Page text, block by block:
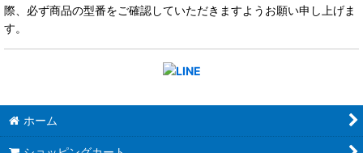
際、必ず商品の型番をご確認していただきますようお願い申し上げま
す。
ホーム